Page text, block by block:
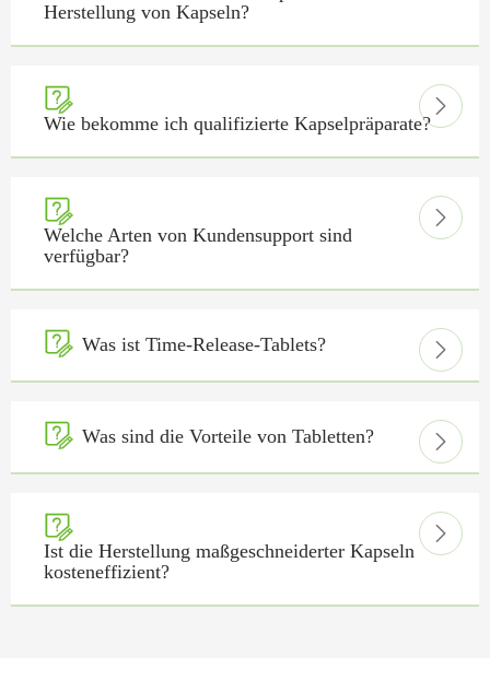
Herstellung von Kapseln?

Wie bekomme ich qualifizierte Kapselpräparate?


Welche Arten von Kundensupport sind
verfügbar?

 Was ist Time-Release-Tablets? 
 Was sind die Vorteile von Tabletten? 

Ist die Herstellung maßgeschneiderter Kapseln
kosteneffizient?
